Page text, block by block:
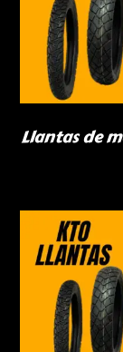
Llantas de